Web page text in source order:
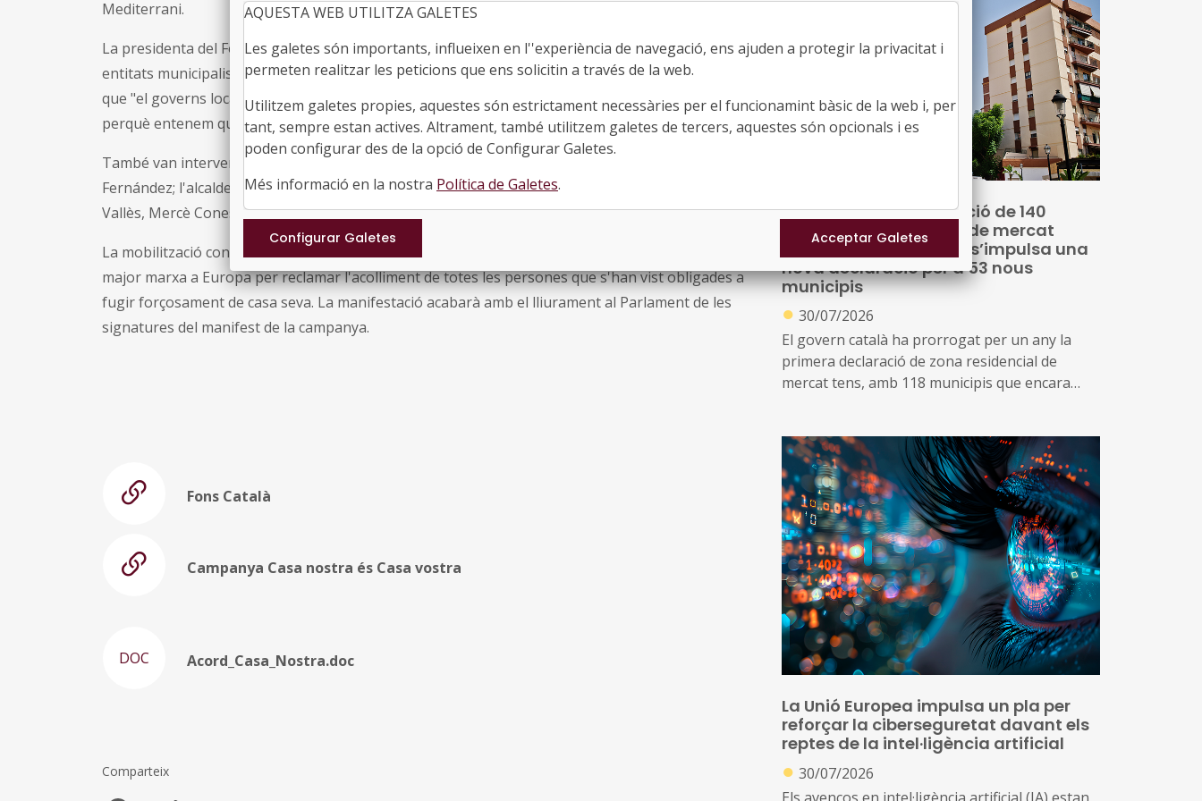
Mediterrani.
La presidenta del Fons i alcaldessa de la Garriga, Meritxell Budó, va intervenir en nom de les tres
entitats municipalistes, laFederació de Municipis de Catalunya, l'ACM i el propi Fons, afirmant
que "el governs locals catalans hem donat resposta malgrat no tenir ni competències ni recursos,
perquè entenem que és també la nostra responsabilitat".
També van intervenir en l'acte l'alcaldessa de Badalona, Dolors Sabater; l'alcalde de Sabadell, Juli
Fernández; l'alcaldessa de Santa Coloma de Gramenet, Núria Parlón; l'alcaldessa de Sant Cugat del
Vallès, Mercè Conesa; i l'alcaldessa de Barcelona, Ada Colau.
La mobilització convocada per dissabte té el suport de 900 entitats i 70.000 signants i pretén ser la
major marxa a Europa per reclamar l'acolliment de totes les persones que s'han vist obligades a
fugir forçosament de casa seva. La manifestació acabarà amb el lliurament al Parlament de les
signatures del manifest de la campanya.
Fons Català
Campanya Casa nostra és Casa vostra
DOC Acord_Casa_Nostra.doc
Comparteix
Es prorroga la declaració de 140
municipis com a zona de mercat
residencial tensionat i s’impulsa una
nova declaració per a 53 nous
municipis
● 30/07/2026
El govern català ha prorrogat per un any la
primera declaració de zona residencial de
mercat tens, amb 118 municipis que encara
A més, impulsa una nova declaració que inclou
altres 53 municipis que no es consideraven de
mercat tens, però que s’ha identificat que ara
compleixen les condicions per aplicar el topall
de preus
La Unió Europea impulsa un pla per
reforçar la ciberseguretat davant els
reptes de la intel·ligència artificial
● 30/07/2026
AQUESTA WEB UTILITZA GALETES
Les galetes són importants, influeixen en l''experiència de navegació, ens ajuden a protegir la privacitat i
permeten realitzar les peticions que ens solicitin a través de la web.
Utilitzem galetes propies, aquestes són estrictament necessàries per el funcionamint bàsic de la web i, per
tant, sempre estan actives. Altrament, també utilitzem galetes de tercers, aquestes són opcionals i es
poden configurar des de la opció de Configurar Galetes.
Més informació en la nostra Política de Galetes.